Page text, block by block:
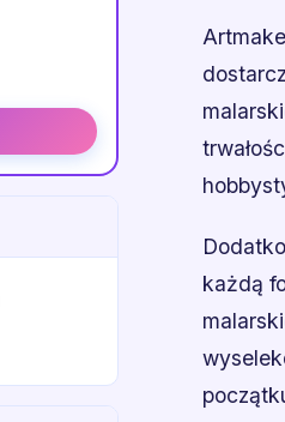
każdą